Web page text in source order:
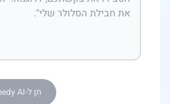
תן ל-Speedy AI לטפל בזה